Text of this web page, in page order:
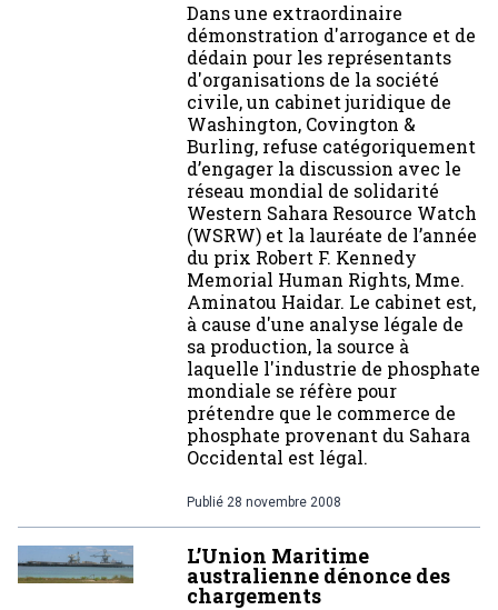
Dans une extraordinaire
démonstration d'arrogance et de
dédain pour les représentants
d'organisations de la société
civile, un cabinet juridique de
Washington, Covington &
Burling, refuse catégoriquement
d’engager la discussion avec le
réseau mondial de solidarité
Western Sahara Resource Watch
(WSRW) et la lauréate de l’année
du prix Robert F. Kennedy
Memorial Human Rights, Mme.
Aminatou Haidar. Le cabinet est,
à cause d'une analyse légale de
sa production, la source à
laquelle l'industrie de phosphate
mondiale se réfère pour
prétendre que le commerce de
phosphate provenant du Sahara
Occidental est légal.
Publié 28 novembre 2008
L’Union Maritime
australienne dénonce des
chargements